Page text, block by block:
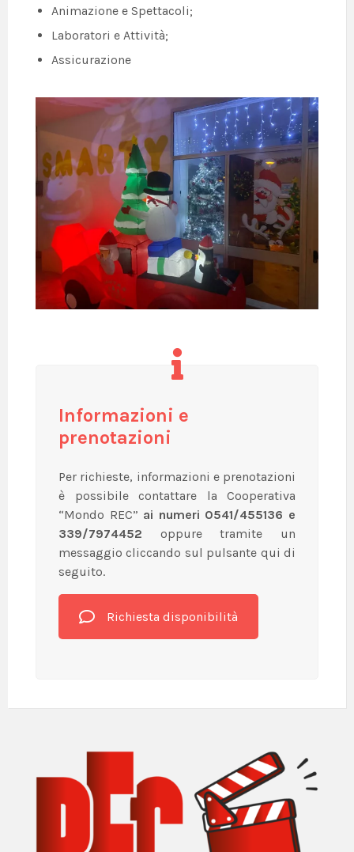
Animazione e Spettacoli;
Laboratori e Attività;
Assicurazione
Informazioni e
prenotazioni
Per richieste, informazioni e prenotazioni
è possibile contattare la Cooperativa
“Mondo REC” ai numeri 0541/455136 e
339/7974452 oppure tramite un
messaggio cliccando sul pulsante qui di
seguito.
Richiesta disponibilità